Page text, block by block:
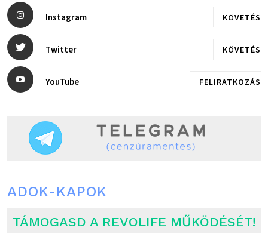
Instagram KÖVETÉS
Twitter KÖVETÉS
YouTube FELIRATKOZÁS
ADOK-KAPOK
TÁMOGASD A REVOLIFE MŰKÖDÉSÉT!